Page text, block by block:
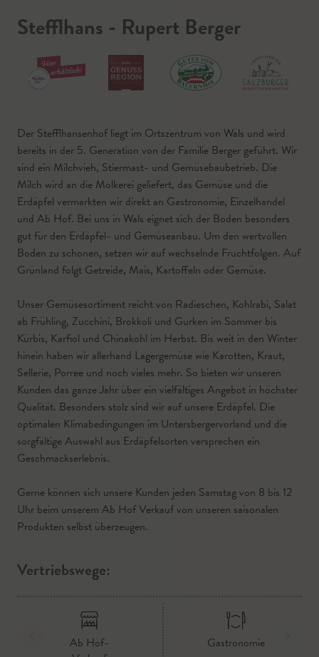
Stefflhans - Rupert Berger
Der Stefflhansenhof liegt im Ortszentrum von Wals und wird
bereits in der 5. Generation von der Familie Berger geführt. Wir
sind ein Milchvieh, Stiermast- und Gemüsebaubetrieb. Die
Milch wird an die Molkerei geliefert, das Gemüse und die
Erdäpfel vermarkten wir direkt an Gastronomie, Einzelhandel
und Ab Hof. Bei uns in Wals eignet sich der Boden besonders
gut für den Erdäpfel- und Gemüseanbau. Um den wertvollen
Boden zu schonen, setzen wir auf wechselnde Fruchtfolgen. Auf
Grünland folgt Getreide, Mais, Kartoffeln oder Gemüse.
Unser Gemüsesortiment reicht von Radieschen, Kohlrabi, Salat
ab Frühling, Zucchini, Brokkoli und Gurken im Sommer bis
Kürbis, Karfiol und Chinakohl im Herbst. Bis weit in den Winter
hinein haben wir allerhand Lagergemüse wie Karotten, Kraut,
Sellerie, Porree und noch vieles mehr. So bieten wir unseren
Kunden das ganze Jahr über ein vielfältiges Angebot in höchster
Qualität. Besonders stolz sind wir auf unsere Erdäpfel. Die
optimalen Klimabedingungen im Untersbergervorland und die
sorgfältige Auswahl aus Erdäpfelsorten versprechen ein
Geschmackserlebnis.
Gerne können sich unsere Kunden jeden Samstag von 8 bis 12
Uhr beim unserem Ab Hof Verkauf von unseren saisonalen
Produkten selbst überzeugen.
Vertriebswege:
Ab Hof-
Gastronomie